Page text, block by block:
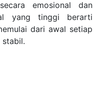
emosional dan
yang tinggi berarti
dari awal setiap
stabil.